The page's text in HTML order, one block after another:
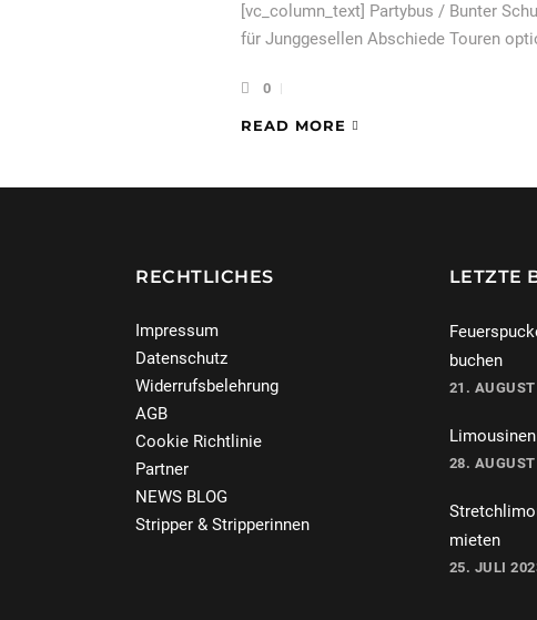
[vc_column_text] Partybus / Bunter
für Junggesellen Abschiede Touren
0
READ MORE
RECHTLICHES
Impressum
Datenschutz
Widerrufsbelehrung
AGB
Cookie Richtlinie
Partner
NEWS BLOG
Stripper & Stripperinnen
LETZTE
buchen
21.
28.
mieten
25. JULI